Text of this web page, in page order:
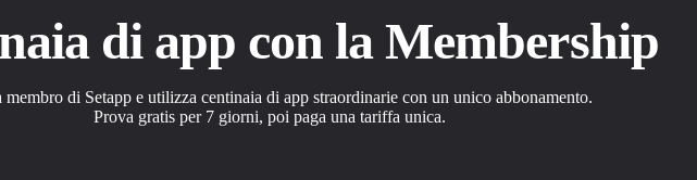
di app con la Membership
membro di Setapp e utilizza centinaia di app straordinarie con un unico abbonamento.
Prova gratis per 7 giorni, poi paga una tariffa unica.